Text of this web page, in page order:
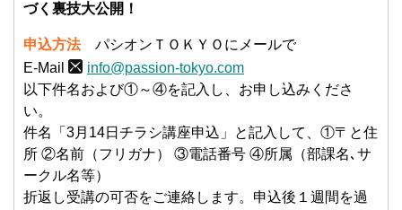
づく裏技大公開！
申込方法パシオンＴＯＫＹＯにメールで
E-Mail
info@passion-tokyo.com
以下件名および①～④を記入し、お申し込みくださ
い。
件名「3月14日チラシ講座申込」と記入して、①〒と住
所 ②名前（フリガナ） ③電話番号 ④所属（部課名､サ
ークル名等）
折返し受講の可否をご連絡します。申込後１週間を過